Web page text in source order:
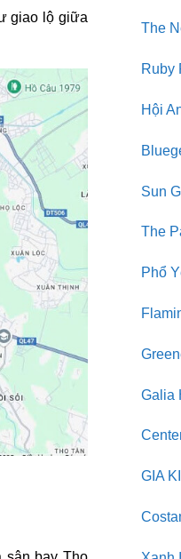
giao lộ giữa
The
Ruby
Hội
Sun
The
Phổ
Galia
GIA